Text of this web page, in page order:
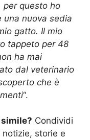
per questo ho
una nuova sedia
gatto. Il mio
tappeto per 48
ha mai
dal veterinario
che è
“.
Condividi
storie e